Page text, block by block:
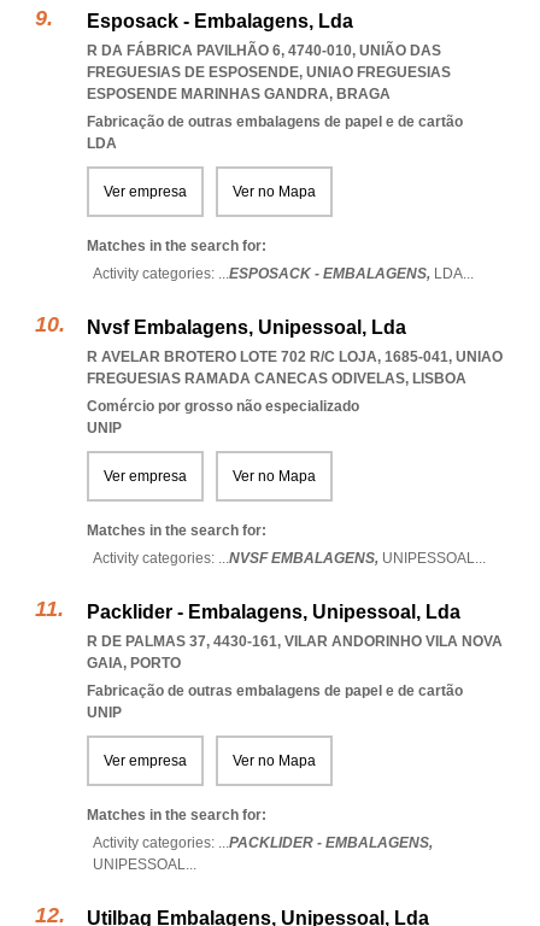
Esposack - Embalagens, Lda
R DA FÁBRICA PAVILHÃO 6, 4740-010, UNIÃO DAS
FREGUESIAS DE ESPOSENDE, UNIAO FREGUESIAS
ESPOSENDE MARINHAS GANDRA, BRAGA
Fabricação de outras embalagens de papel e de cartão
LDA
Ver empresa Ver no Mapa
Matches in the search for:
Activity categories: ...ESPOSACK - EMBALAGENS, LDA...
Nvsf Embalagens, Unipessoal, Lda
R AVELAR BROTERO LOTE 702 R/C LOJA, 1685-041, UNIAO
FREGUESIAS RAMADA CANECAS ODIVELAS, LISBOA
Comércio por grosso não especializado
UNIP
Ver empresa Ver no Mapa
Matches in the search for:
Activity categories: ...NVSF EMBALAGENS, UNIPESSOAL...
Packlider - Embalagens, Unipessoal, Lda
R DE PALMAS 37, 4430-161, VILAR ANDORINHO VILA NOVA
GAIA, PORTO
Fabricação de outras embalagens de papel e de cartão
UNIP
Ver empresa Ver no Mapa
Matches in the search for:
Activity categories: ...PACKLIDER - EMBALAGENS,
UNIPESSOAL...
Utilbag Embalagens, Unipessoal, Lda